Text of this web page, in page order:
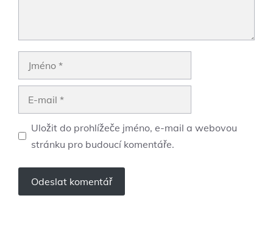
Uložit do prohlížeče jméno, e-mail a webovou
stránku pro budoucí komentáře.